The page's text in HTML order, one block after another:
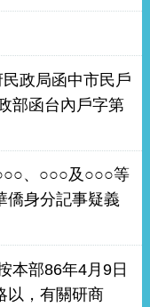
政局函中市民戶
部函台內戶字第
、○○○及○○○等
僑身分記事疑義
本部86年4月9日
以，有關研商